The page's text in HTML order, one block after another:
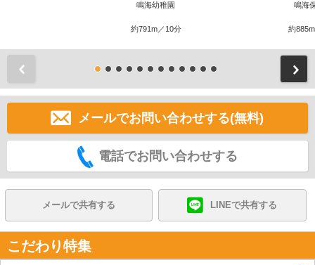
鳴海幼稚園
約791m／10分
鳴海
約
メールでお問い合わせする(無料)
電話でお問い合わせする
メールで共有する LINEで共有する
こだわり特集